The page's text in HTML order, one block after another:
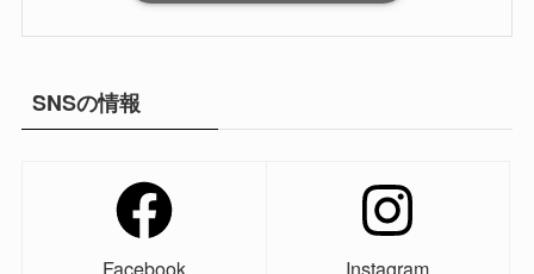
SNSの情報
Facebook Instagram